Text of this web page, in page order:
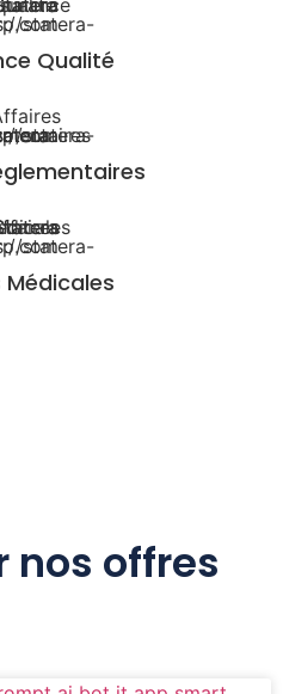
Qualité
nos offres